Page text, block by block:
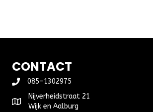
CONTACT
085-1302975
Nijverheidstraat 21
Wijk en Aalburg